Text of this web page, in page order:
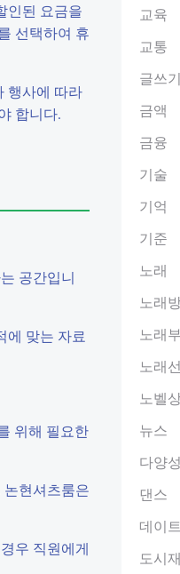
인된 요금을
선택하여 휴
행사에 따라
합니다.
공간입니
에 맞는 자료
위해 필요한
현셔츠룸은
우 직원에게
교육
교통
글쓰기
금액
금융
기술
기억
기준
노래
노래
노래
노래
노벨
뉴스
다양성
댄스
데이트
도시